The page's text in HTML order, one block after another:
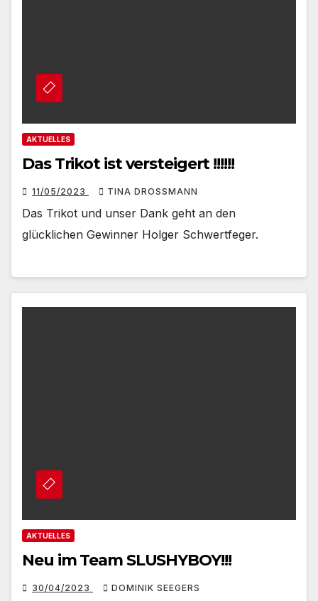
AKTUELLES
Das Trikot ist versteigert !!!!!!
11/05/2023 TINA DROSSMANN
Das Trikot und unser Dank geht an den
glücklichen Gewinner Holger Schwertfeger.
AKTUELLES
Neu im Team SLUSHYBOY!!!
30/04/2023 DOMINIK SEEGERS